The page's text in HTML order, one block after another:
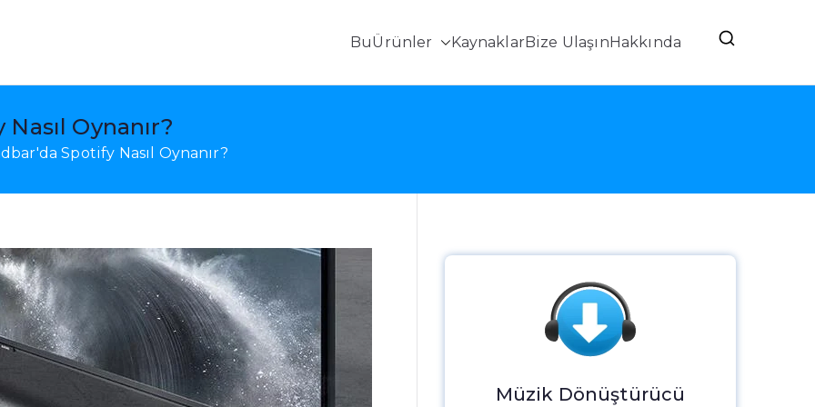
BuÜrünler KaynaklarBize UlaşınHakkında
Oynanır?
Spotify Nasıl Oynanır?
Müzik Dönüştürücü